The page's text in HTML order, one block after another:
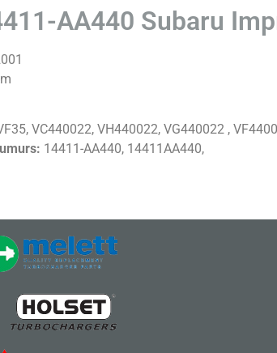
AA440 Subaru
VC440022, VH440022, VG440022 ,
14411-AA440, 14411AA440,